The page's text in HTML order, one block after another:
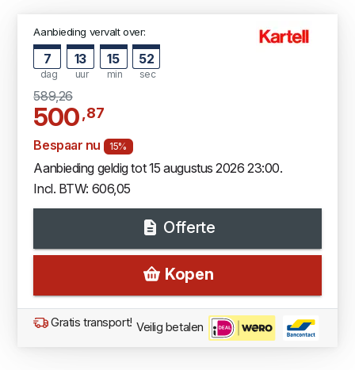
Aanbieding vervalt over:
7
dag
13
uur
15
min
51
sec
589,26
500,87
Bespaar nu 15%
Aanbieding geldig tot 15 augustus 2026 23:00.
Incl. BTW: 606,05
Offerte
Kopen
Gratis transport! Veilig betalen